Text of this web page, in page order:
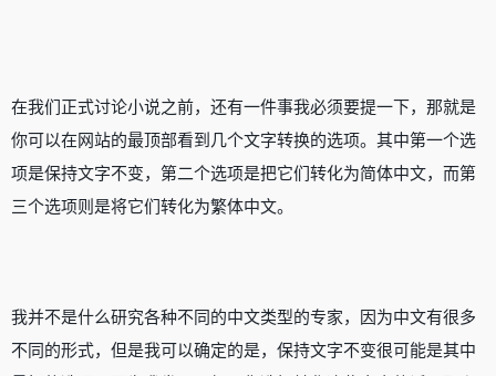
在我们正式讨论小说之前，还有一件事我必须要提一下，那就是
你可以在网站的最顶部看到几个文字转换的选项。其中第一个选
项是保持文字不变，第二个选项是把它们转化为简体中文，而第
三个选项则是将它们转化为繁体中文。
我并不是什么研究各种不同的中文类型的专家，因为中文有很多
不同的形式，但是我可以确定的是，保持文字不变很可能是其中